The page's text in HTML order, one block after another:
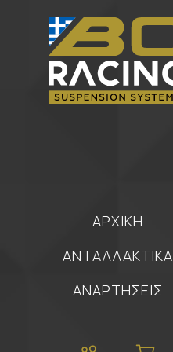
ΑΡΧΙΚΗ
ΑΝΤΑΛΛΑΚΤΙΚΑ
ΑΝΑΡΤΗΣΕΙΣ